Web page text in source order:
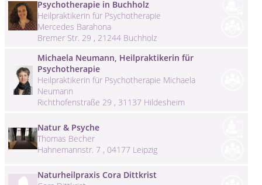
Psychotherapie in Buchholz
Heilpraktikerin für Psychotherapie
Mercedes Barahona
Bremer Str. 29 , 21244 Buchholz
Michaela Neumann, Heilpraktikerin für
Psychotherapie
Heilpraktikerin für Psychotherapie Michaela
Neumann
Richthofenstraße 29 , 31137 Hildesheim
Natur & Psyche
Thomas Becher
Hahnemannstr. 7 , 04177 Leipzig
Naturheilpraxis Cora Dittkrist